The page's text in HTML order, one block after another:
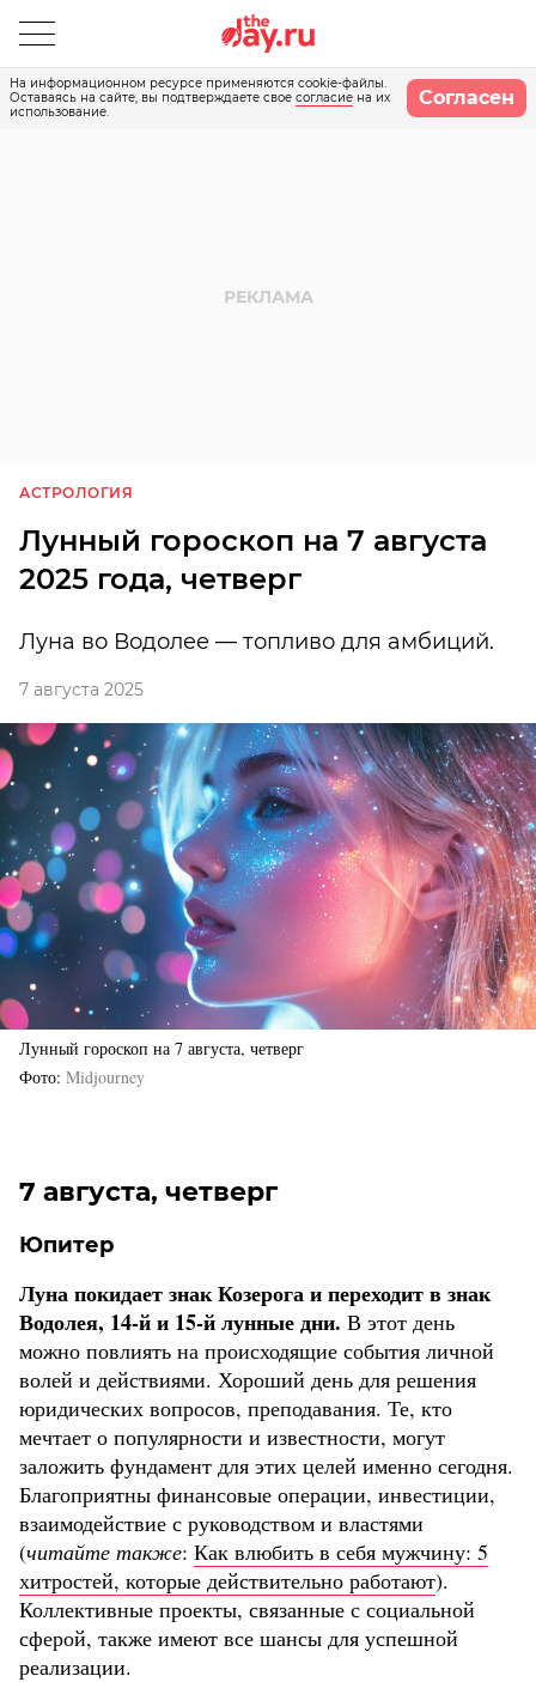
На информационном ресурсе применяются cookie-файлы.
Оставаясь на сайте, вы подтверждаете свое согласие на их
использование.
Согласен
АСТРОЛОГИЯ
Лунный гороскоп на 7 августа
2025 года, четверг
Луна во Водолее — топливо для амбиций.
7 августа 2025
Лунный гороскоп на 7 августа, четверг
Фото Midjourney
7 августа, четверг
Юпитер
Луна покидает знак Козерога и переходит в знак
Водолея, 14-й и 15-й лунные дни. В этот день
можно повлиять на происходящие события личной
волей и действиями. Хороший день для решения
юридических вопросов, преподавания. Те, кто
мечтает о популярности и известности, могут
заложить фундамент для этих целей именно сегодня.
Благоприятны финансовые операции, инвестиции,
взаимодействие с руководством и властями
(читайте также: Как влюбить в себя мужчину: 5
хитростей, которые действительно работают).
Коллективные проекты, связанные с социальной
сферой, также имеют все шансы для успешной
реализации.